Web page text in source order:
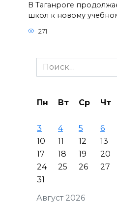
В Таганроге
школ к новому
271
Search
for:
Август 2026
Пн Вт Ср Чт
3
4 5 6
10
11 12 13
17
18 19 20
24
25 26 27
31